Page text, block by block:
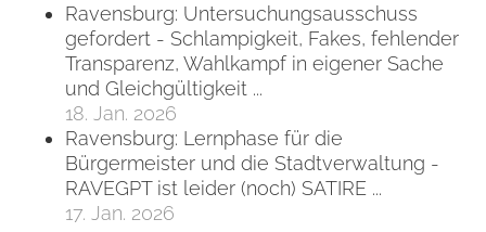
Ravensburg: Untersuchungsausschuss
gefordert - Schlampigkeit, Fakes, fehlender
Transparenz, Wahlkampf in eigener Sache
und Gleichgültigkeit ...
18. Jan. 2026
Ravensburg: Lernphase für die
Bürgermeister und die Stadtverwaltung -
RAVEGPT ist leider (noch) SATIRE ...
17. Jan. 2026